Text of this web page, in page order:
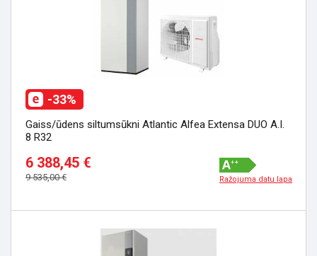
Gaiss/ūdens siltumsūkni Atlantic Alfea Extensa DUO A.I.
8 R32
6 388,45 €
9 535,00 €
-33%
Ražojuma datu lapa